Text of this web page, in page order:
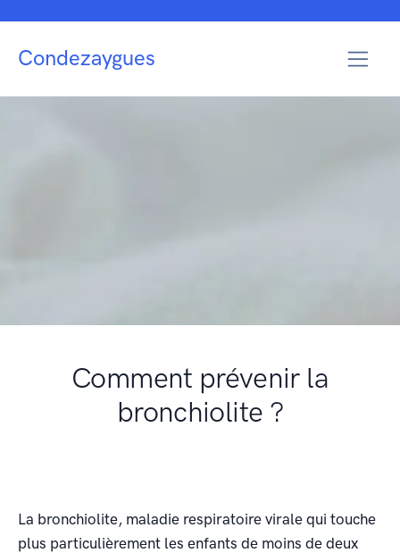
Condezaygues
Comment prévenir la
bronchiolite ?
La bronchiolite, maladie respiratoire virale qui touche
plus particulièrement les enfants de moins de deux